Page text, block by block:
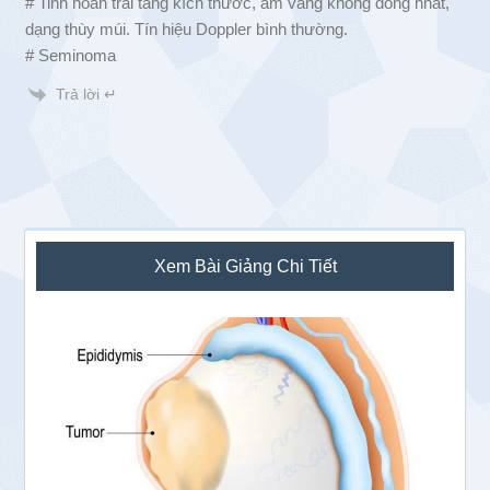
dạng thùy múi. Tín hiệu Doppler bình thường.
# Seminoma
Trả lời ↵
Sidebar
chính
Xem Bài Giảng Chi Tiết